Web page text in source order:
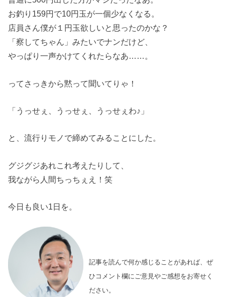
お釣り159円で10円玉が一個少なくなる。
店員さん僕が１円玉欲しいと思ったのかな？
「察してちゃん」みたいでナンだけど、
やっぱり一声かけてくれたらなあ……。
ってさっきから黙って聞いてりゃ！
「うっせぇ、うっせぇ、うっせぇわ♪」
と、流行りモノで締めてみることにした。
グジグジあれこれ考えたりして、
我ながら人間ちっちぇえ！笑
今日も良い1日を。
記事を読んで何か感じることがあれば、ぜ
ひコメント欄にご意見やご感想をお寄せく
ださい。